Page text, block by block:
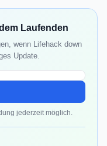
Laufenden
wenn Lifehack down
Update.
jederzeit möglich.